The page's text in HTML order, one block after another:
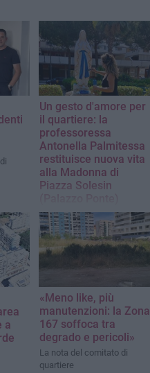
Un gesto d'amore per
il quartiere: la
professoressa
Antonella Palmitessa
restituisce nuova vita
alla Madonna di
Piazza Solesin
La nota del comitato di
quartiere zona 167
a
«Meno like, più
manutenzioni: la Zona
167 soffoca tra
degrado e pericoli»
La nota del comitato di
quartiere